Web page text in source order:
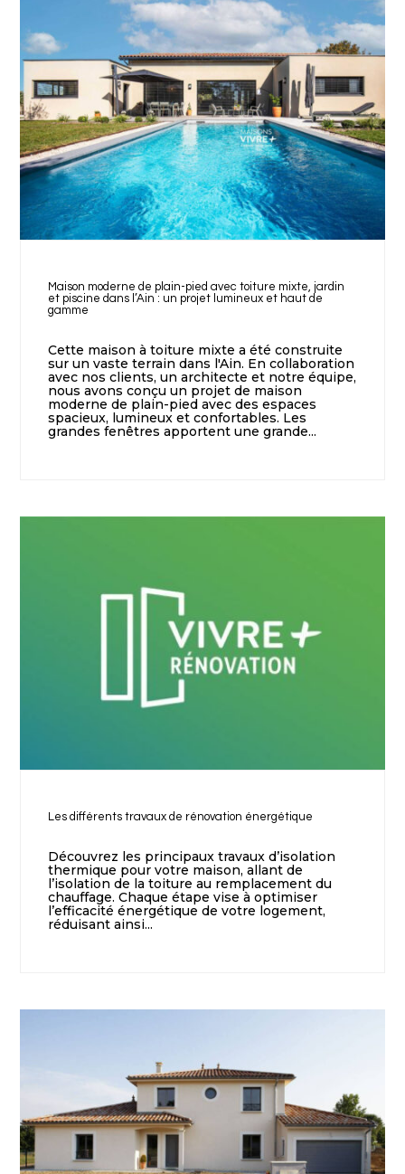
Maison moderne de plain-pied avec toiture mixte, jardin
et piscine dans l’Ain : un projet lumineux et haut de
gamme
Cette maison à toiture mixte a été construite
sur un vaste terrain dans l'Ain. En collaboration
avec nos clients, un architecte et notre équipe,
nous avons conçu un projet de maison
moderne de plain-pied avec des espaces
spacieux, lumineux et confortables. Les
grandes fenêtres apportent une grande...
Les différents travaux de rénovation énergétique
Découvrez les principaux travaux d’isolation
thermique pour votre maison, allant de
l’isolation de la toiture au remplacement du
chauffage. Chaque étape vise à optimiser
l’efficacité énergétique de votre logement,
réduisant ainsi...